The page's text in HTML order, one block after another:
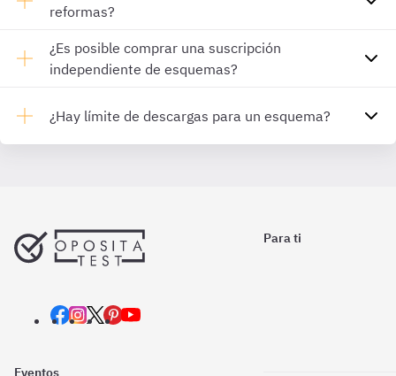
reformas?
¿Es posible comprar una suscripción
independiente de esquemas?
¿Hay límite de descargas para un esquema?
Para ti
Eventos